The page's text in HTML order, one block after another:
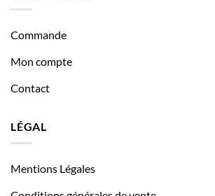
Commande
Mon compte
Contact
LÉGAL
Mentions Légales